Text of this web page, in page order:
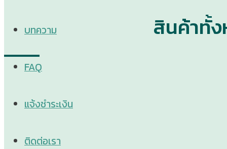
บทความ
FAQ
แจ้งชำระเงิน
ติดต่อเรา
สินค้าทั้